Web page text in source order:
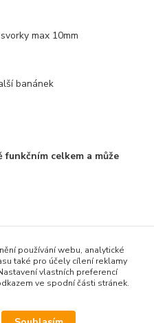
max 10mm
banánek
celkem a může
používání webu, analytické
také pro účely cílení reklamy
vlastních preferencí
ve spodní části stránek.